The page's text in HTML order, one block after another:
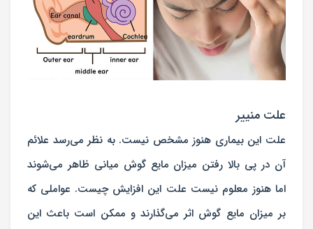
علت منییر
علت این بیماری هنوز مشخص نیست. به نظر می‌رسد علائم
آن در پی بالا رفتن میزان مایع گوش میانی ظاهر می‌شوند
اما هنوز معلوم نیست علت این افزایش چیست. عواملی که
بر میزان مایع گوش اثر می‌گذارند و ممکن است باعث این